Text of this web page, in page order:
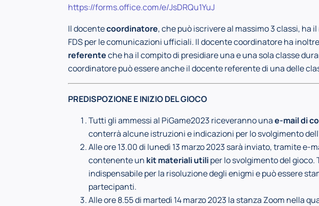
https://forms.office.com/e/JsDRQu1YuJ
Il docentecoordinatore, che può iscrivere al massimo 3 classi,
FDS per le comunicazioni ufficiali. Il docente coordinatore ha
referenteche ha il compito di presidiare una e una sola classe
coordinatore può essere anche il docente referente di una delle
PREDISPOZIONE E INIZIO DEL GIOCO
Tutti gli ammessi al PiGame2023 riceveranno unae-mail di
conterrà alcune istruzioni e indicazioni per lo svolgimento
Alle ore 13.00 di lunedì 13 marzo 2023 sarà inviato, tramite
contenente un kit materiali utiliper lo svolgimento del
indispensabile per la risoluzione degli enigmi e può essere
partecipanti.
Alle ore 8.55 di martedì 14 marzo 2023 la stanza Zoom nella